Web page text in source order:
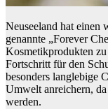
Neuseeland hat einen
genannte „Forever
Kosmetikprodukten
Fortschritt für den
besonders langlebige
Umwelt anreichern,
werden.